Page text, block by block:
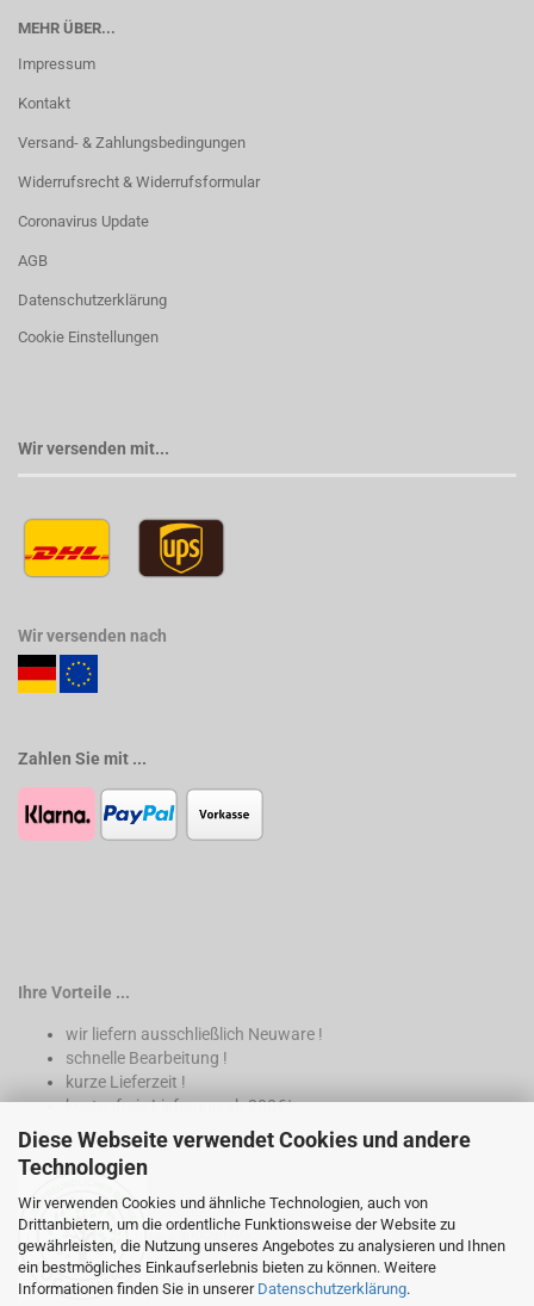
Diese Webseite verwendet Cookies und andere
Technologien
Wir verwenden Cookies und ähnliche Technologien, auch von
Drittanbietern, um die ordentliche Funktionsweise der Website zu
gewährleisten, die Nutzung unseres Angebotes zu analysieren und Ihnen
ein bestmögliches Einkaufserlebnis bieten zu können. Weitere
Informationen finden Sie in unserer Datenschutzerklärung.
MEHR ÜBER...
Impressum
Kontakt
Versand- & Zahlungsbedingungen
Widerrufsrecht & Widerrufsformular
Coronavirus Update
AGB
Datenschutzerklärung
Cookie Einstellungen
Wir versenden mit...
Wir versenden nach
Zahlen Sie mit ...
Ihre Vorteile ...
wir liefern ausschließlich Neuware !
schnelle Bearbeitung !
kurze Lieferzeit !
kostenfreie Lieferung ab 200€*
* nur innerhalb Deutschland